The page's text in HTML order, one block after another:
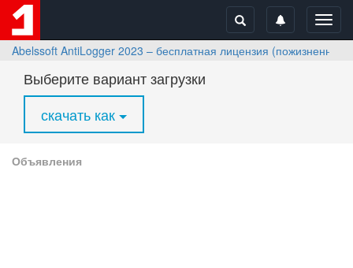
Abelssoft AntiLogger 2023 – бесплатная лицензия (пожизненная)
Выберите вариант загрузки
скачать как
Объявления